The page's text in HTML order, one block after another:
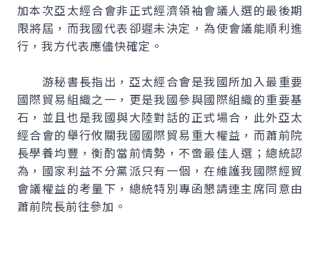
加本次亞太經合會非正式經濟領袖會議人選的最後期
限將屆，而我國代表卻遲未決定，為使會議能順利進
行，我方代表應儘快確定。
游秘書長指出，亞太經合會是我國所加入最重要
國際貿易組織之一，更是我國參與國際組織的重要基
石，並且也是我國與大陸對話的正式場合，此外亞太
經合會的舉行攸關我國國際貿易重大權益，而蕭前院
長學養均豐，衡酌當前情勢，不啻最佳人選；總統認
為，國家利益不分黨派只有一個，在維護我國際經貿
會議權益的考量下，總統特別專函懇請連主席同意由
蕭前院長前往參加。